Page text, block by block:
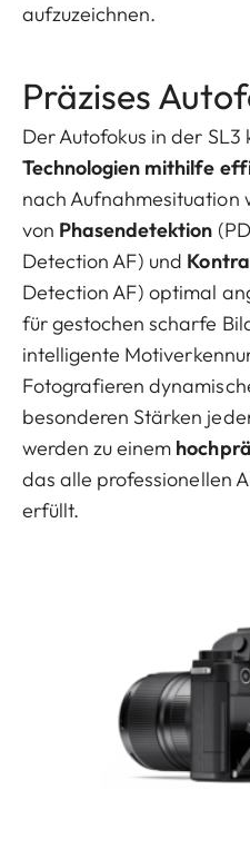
aufzuzeichnen.
Präzises
Der Autofokus in der
Technologien mithilfe
nach Aufnahmesituation
von Phasendetektion
Detection AF) und
Detection AF) optimal
für gestochen scharfe
intelligente
Fotografieren
besonderen Stärken
werden zu einem
das alle professionellen
erfüllt.